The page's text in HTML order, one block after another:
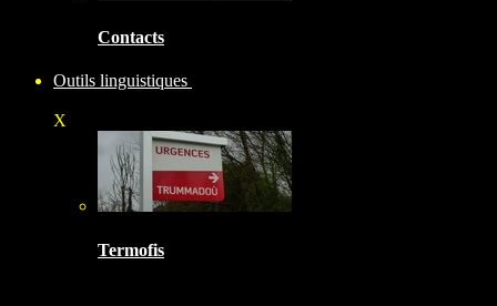
Contacts
Outils linguistiques
X
Termofis